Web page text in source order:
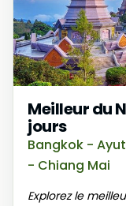
Meilleur du
jours
Bangkok -
- Chiang Mai
Explorez le